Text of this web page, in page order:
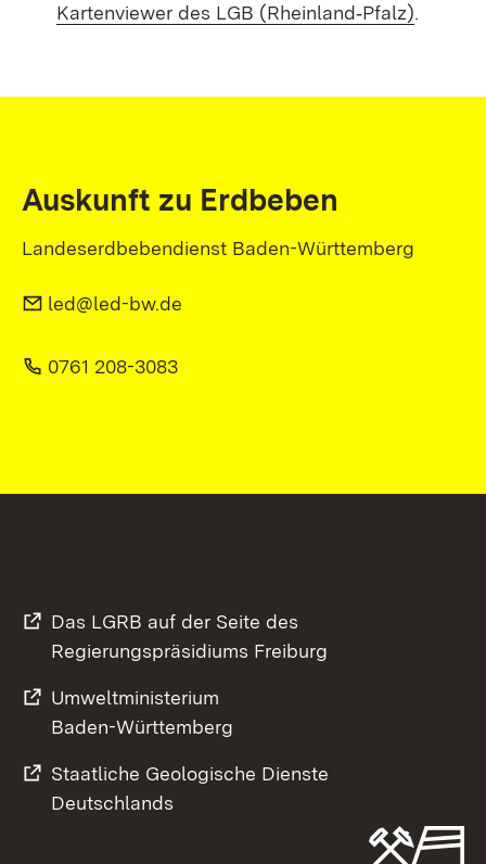
Kartenviewer des LGB (Rheinland‑Pfalz).
Auskunft zu Erdbeben
Landeserdbebendienst Baden-Württemberg
led@led-bw.de
0761 208-3083
Das LGRB auf der Seite des
Regierungspräsidiums Freiburg
Umweltministerium
Baden-Württemberg
Staatliche Geologische Dienste
Deutschlands